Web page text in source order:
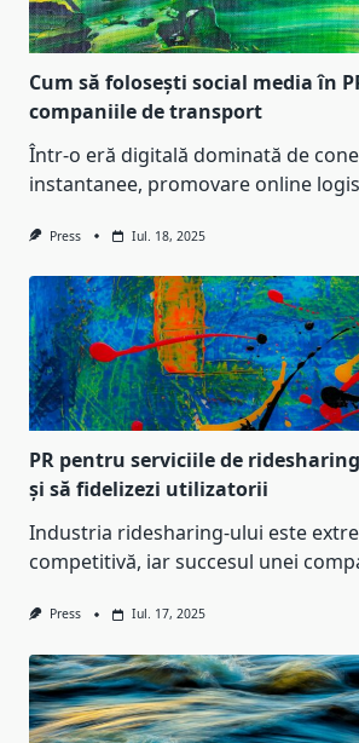
Cum să folosești social media în
companiile de transport
Într-o eră digitală dominată de
instantanee, promovare online
Press Iul. 18, 2025
PR pentru serviciile de
și să fidelizezi utilizatorii
Industria ridesharing-ului este
competitivă, iar succesul unei
Press Iul. 17, 2025